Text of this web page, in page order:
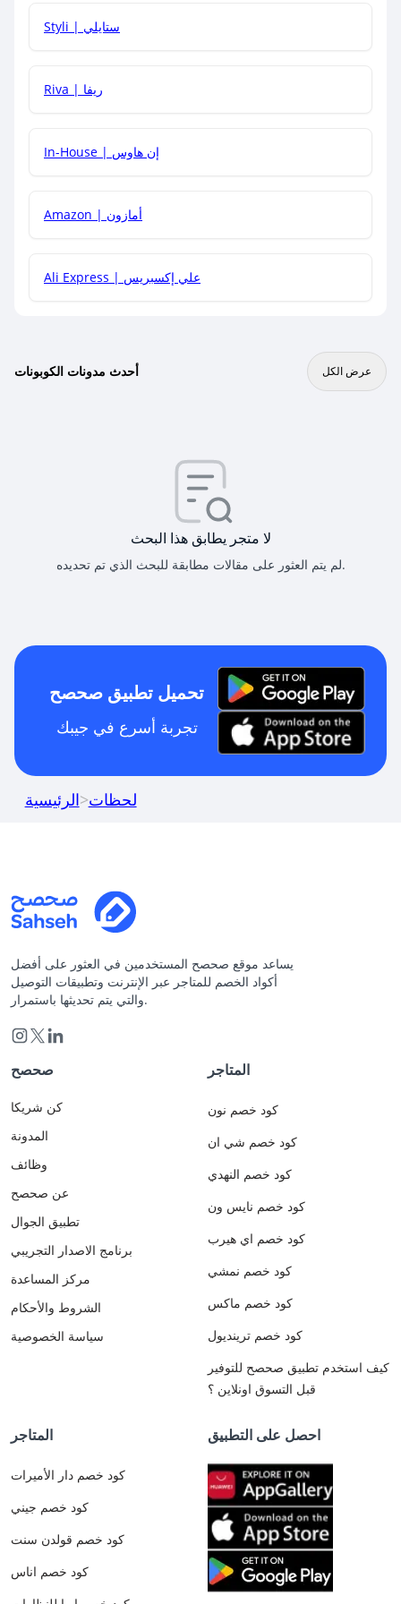
هل يمكنني جمع كود خصم مع العروض الأخرى؟
Styli | ستايلي
Riva | ريفا
In-House | إن هاوس
Amazon | أمازون
Ali Express | علي إكسبريس
أحدث مدونات الكوبونات عرض الكل
لا متجر يطابق هذا البحث
لم يتم العثور على مقالات مطابقة للبحث الذي تم تحديده.
تحميل تطبيق صحصح
تجربة أسرع في جيبك
الرئيسية>لحظات
يساعد موقع صحصح المستخدمين في العثور على أفضل
أكواد الخصم للمتاجر عبر الإنترنت وتطبيقات التوصيل
والتي يتم تحديثها باستمرار.
صحصح
كن شريكا
المدونة
وظائف
عن صحصح
تطبيق الجوال
برنامج الاصدار التجريبي
مركز المساعدة
الشروط والأحكام
سياسة الخصوصية
المتاجر
كود خصم نون
كود خصم شي ان
كود خصم النهدي
كود خصم نايس ون
كود خصم اي هيرب
كود خصم نمشي
كود خصم ماكس
كود خصم ترينديول
كيف استخدم تطبيق صحصح للتوفير
قبل التسوق اونلاين ؟
المتاجر
كود خصم دار الأميرات
كود خصم جيني
كود خصم قولدن سنت
كود خصم اناس
احصل على التطبيق